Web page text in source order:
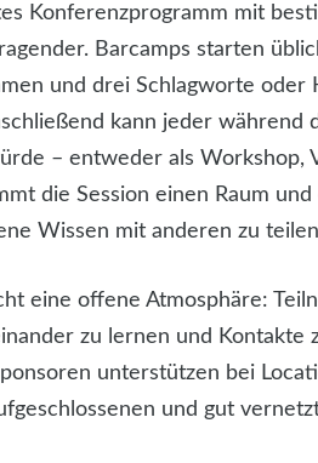
Konferenzprogramm mit
Barcamps starten
und drei Schlagworte oder
kann jeder während
– entweder als Workshop,
die Session einen Raum
Wissen mit anderen zu
eine offene Atmosphäre:
zu lernen und
unterstützen bei
und gut